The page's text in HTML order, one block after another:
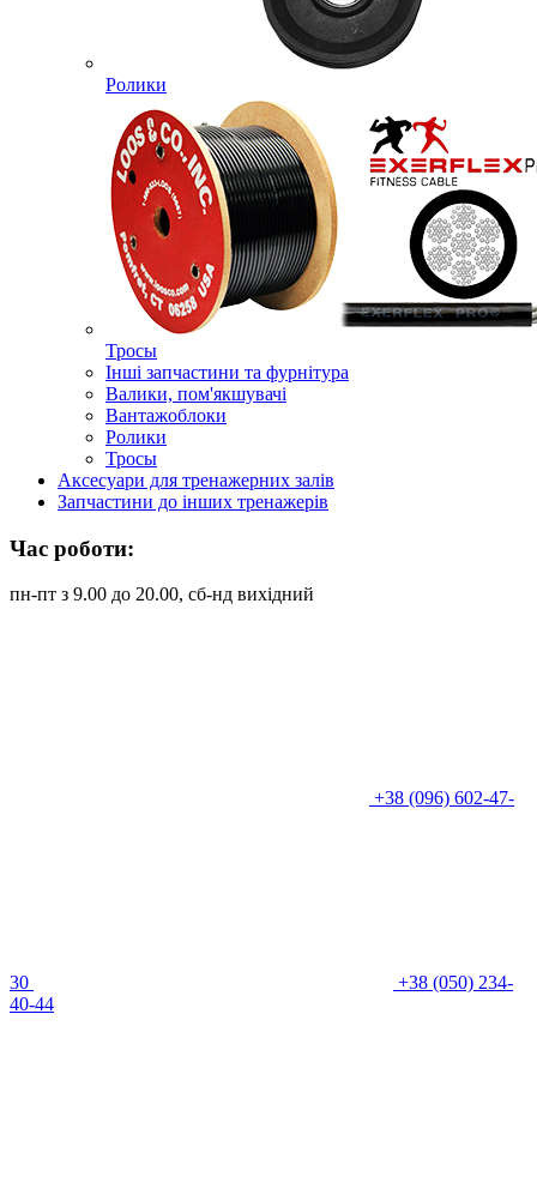
Ролики
Тросы
Інші запчастини та фурнітура
Валики, пом'якшувачі
Вантажоблоки
Ролики
Тросы
Аксесуари для тренажерних залів
Запчастини до інших тренажерів
Час роботи:
пн-пт з 9.00 до 20.00, сб-нд вихідний
+38 (096) 602-47-
30
+38 (050) 234-
40-44